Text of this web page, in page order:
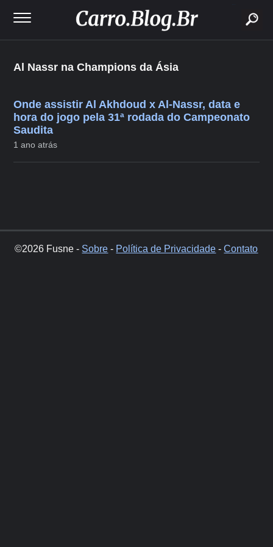
Al Nassr na Champions da Ásia
Onde assistir Al Akhdoud x Al-Nassr, data e
hora do jogo pela 31ª rodada do Campeonato
Saudita
1 ano atrás
©2026 Fusne - Sobre - Política de Privacidade -Contato